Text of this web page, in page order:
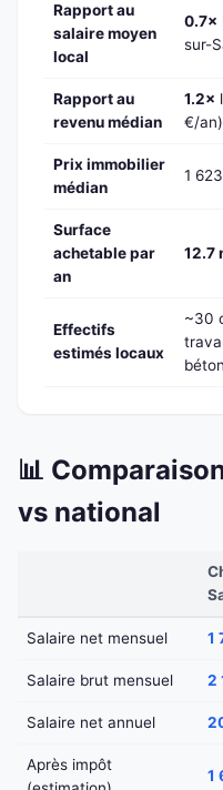
Rapport au
salaire moyen
local
0.7×
sur-
Rapport au
revenu médian
1.2×
€/an)
Prix immobilier
médian
1
Surface
achetable par
an
12.7
Effectifs
estimés locaux
~30
📊
vs national
Salaire net mensuel 1
Salaire brut mensuel 2
Salaire net annuel
Après impôt
1